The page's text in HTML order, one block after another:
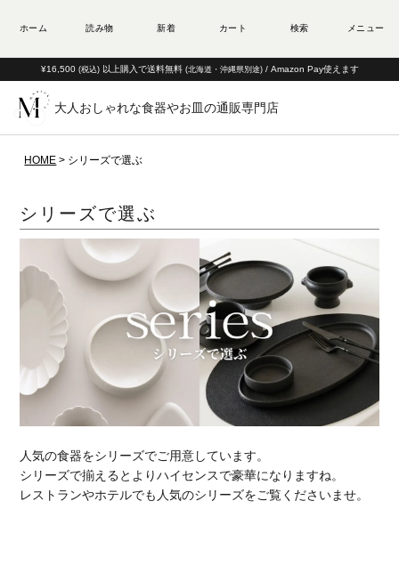
¥16,500 (税込) 以上購入で送料無料 (北海道・沖縄県別途) / Amazon Pay使えます
大人おしゃれな食器やお皿の通販専門店
HOME シリーズで選ぶ
シリーズで選ぶ
人気の食器をシリーズでご用意しています。
シリーズで揃えるとよりハイセンスで豪華になりますね。
レストランやホテルでも人気のシリーズをご覧くださいませ。